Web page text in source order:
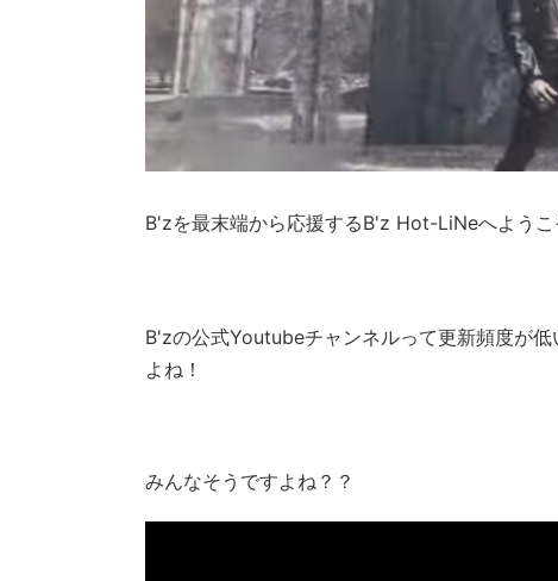
B'zを最末端から応援するB'z Hot-LiNeへようこ
B'zの公式Youtubeチャンネルって更新頻度が
よね！
みんなそうですよね？？